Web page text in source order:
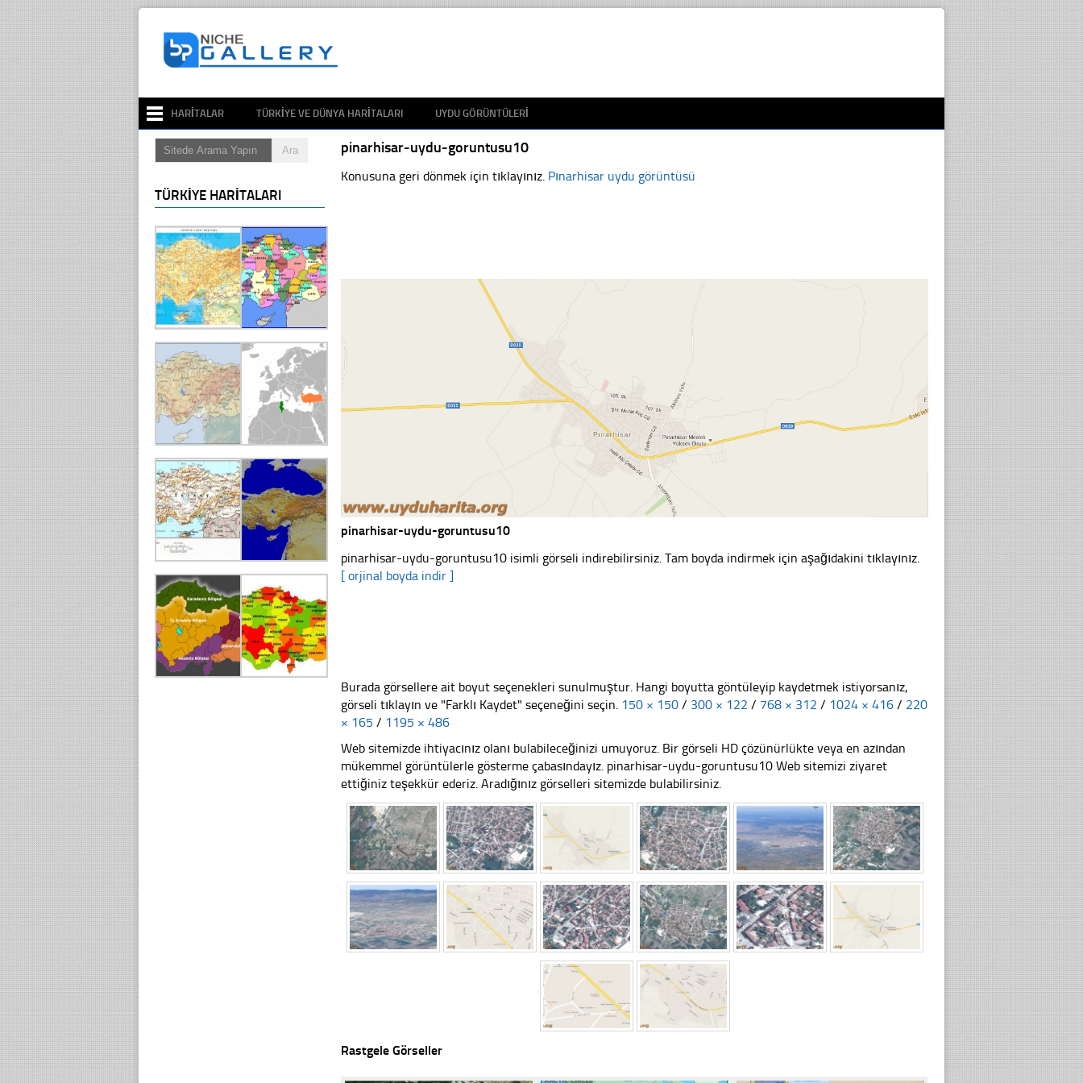
HARITALAR TÜRKIYE VE DÜNYA HARITALARI UYDU GÖRÜNTÜLERI
pinarhisar-uydu-goruntusu10
Konusuna geri dönmek için tıklayınız. Pınarhisar uydu görüntüsü
pinarhisar-uydu-goruntusu10
pinarhisar-uydu-goruntusu10 isimli görseli indirebilirsiniz. Tam boyda indirmek için aşağıdakini tıklayınız.
[ orjinal boyda indir ]
Burada görsellere ait boyut seçenekleri sunulmuştur. Hangi boyutta göntüleyip kaydetmek istiyorsanız,
görseli tıklayın ve "Farklı Kaydet" seçeneğini seçin. 150 × 150 / 300 × 122 / 768 × 312 / 1024 × 416 / 220
× 165 / 1195 × 486
Web sitemizde ihtiyacınız olanı bulabileceğinizi umuyoruz. Bir görseli HD çözünürlükte veya en azından
mükemmel görüntülerle gösterme çabasındayız. pinarhisar-uydu-goruntusu10 Web sitemizi ziyaret
ettiğiniz teşekkür ederiz. Aradığınız görselleri sitemizde bulabilirsiniz.
Rastgele Görseller
TÜRKIYE HARITALARI